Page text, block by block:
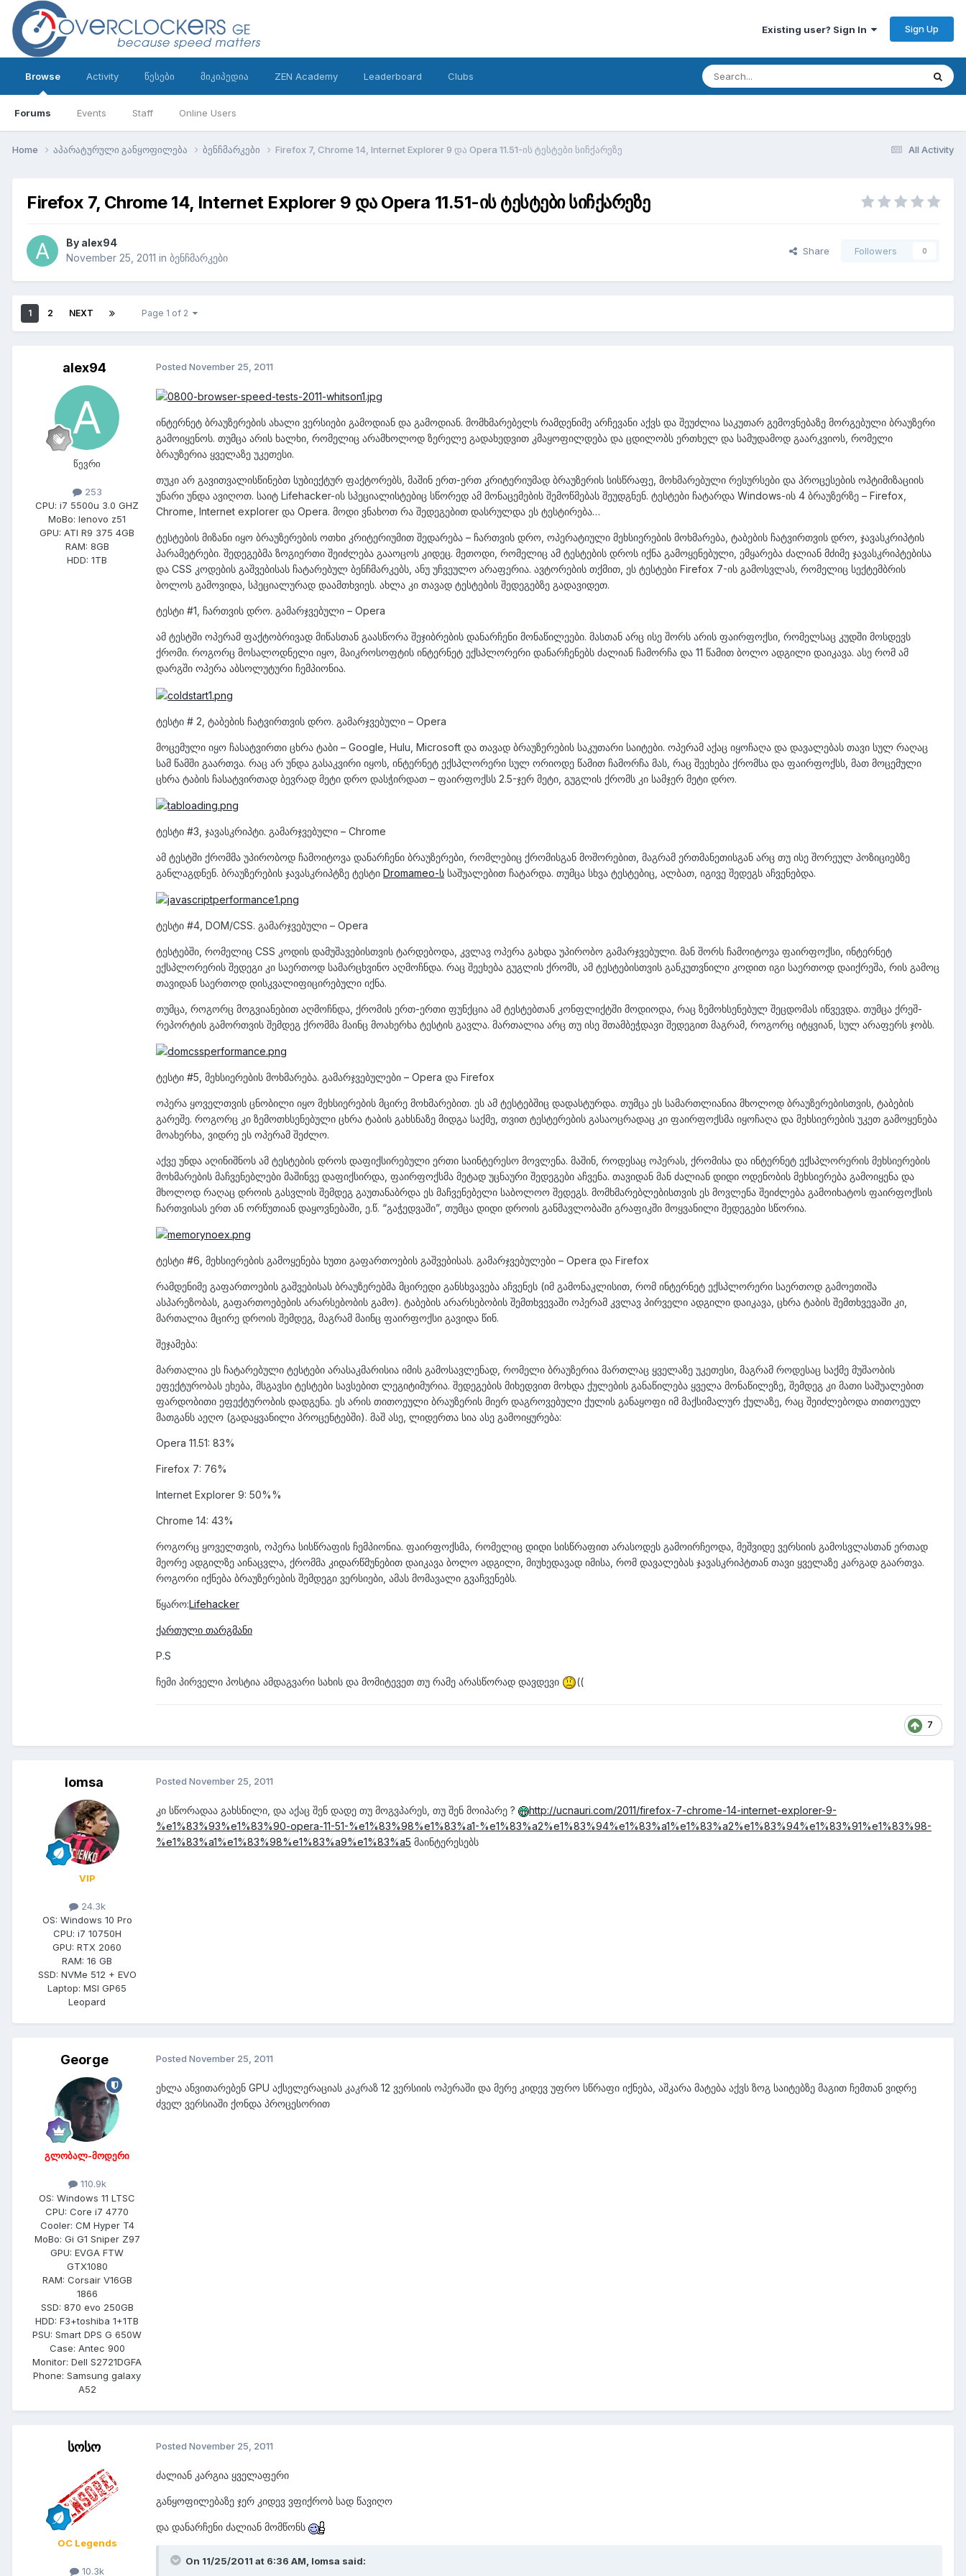
Existing user? Sign In Sign Up
Browse
Forums Events Staff Online Users
Activity წესები მიკიპედია ZEN Academy Leaderboard Clubs
All Activity
Home აპარატურული განყოფილება ბენჩმარკები Firefox 7, Chrome 14, Internet Explorer 9 და Opera 11.51-ის ტესტები სიჩქარეზე
Firefox 7, Chrome 14, Internet Explorer 9 და Opera 11.51-ის ტესტები სიჩქარეზე
By alex94
November 25, 2011 in ბენჩმარკები
Share Followers 0
1 2 NEXT Page 1 of 2
alex94
წევრი
253
CPU: i7 5500u 3.0 GHZ
MoBo: lenovo z51
GPU: ATI R9 375 4GB
RAM: 8GB
HDD: 1TB
Posted November 25, 2011
ინტერნეტ ბრაუზერების ახალი ვერსიები გამოდიან და გამოდიან. მომხმარებელს რამდენიმე არჩევანი აქვს და შეუძლია საკუთარ გემოვნებაზე მორგებული ბრაუზერი
გამოიყენოს. თუმცა არის ხალხი, რომელიც არამხოლოდ ზერელე გადახედვით კმაყოფილდება და ცდილობს ერთხელ და სამუდამოდ გაარკვიოს, რომელი
ბრაუზერია ყველაზე უკეთესი.
თუკი არ გავითვალისწინებთ სუბიექტურ ფაქტორებს, მაშინ ერთ-ერთ კრიტერიუმად ბრაუზერის სისწრაფე, მოხმარებული რესურსები და პროცესების ოპტიმიზაციის
უნარი უნდა ავიღოთ. საიტ Lifehacker-ის სპეციალისტებიც სწორედ ამ მონაცემების შემოწმებას შეუდგნენ. ტესტები ჩატარდა Windows-ის 4 ბრაუზერზე – Firefox,
Chrome, Internet explorer და Opera. მოდი ვნახოთ რა შედეგებით დასრულდა ეს ტესტირება…
ტესტების მიზანი იყო ბრაუზერების ოთხი კრიტერიუმით შედარება – ჩართვის დრო, ოპერატიული მეხსიერების მოხმარება, ტაბების ჩატვირთვის დრო, ჯავასკრიპტის
პარამეტრები. შედეგებმა ზოგიერთი შეიძლება გააოცოს კიდეც. მეთოდი, რომელიც ამ ტესტების დროს იქნა გამოყენებული, ემყარება ძალიან მძიმე ჯავასკრიპტებისა
და CSS კოდების გაშვებისას ჩატარებულ ბენჩმარკებს, ანუ უჩვეულო არაფერია. ავტორების თქმით, ეს ტესტები Firefox 7-ის გამოსვლას, რომელიც სექტემბრის
ბოლოს გამოვიდა, სპეციალურად დაამთხვიეს. ახლა კი თავად ტესტების შედეგებზე გადავიდეთ.
ტესტი #1, ჩართვის დრო. გამარჯვებული – Opera
ამ ტესტში ოპერამ ფაქტობრივად მიწასთან გაასწორა შეჯიბრების დანარჩენი მონაწილეები. მასთან არც ისე შორს არის ფაირფოქსი, რომელსაც კუდში მოსდევს
ქრომი. როგორც მოსალოდნელი იყო, მაიკროსოფტის ინტერნეტ ექსპლორერი დანარჩენებს ძალიან ჩამორჩა და 11 წამით ბოლო ადგილი დაიკავა. ასე რომ ამ
დარგში ოპერა აბსოლუტური ჩემპიონია.
ტესტი # 2, ტაბების ჩატვირთვის დრო. გამარჯვებული – Opera
მოცემული იყო ჩასატვირთი ცხრა ტაბი – Google, Hulu, Microsoft და თავად ბრაუზერების საკუთარი საიტები. ოპერამ აქაც იყოჩაღა და დავალებას თავი სულ რაღაც
სამ წამში გაართვა. რაც არ უნდა გასაკვირი იყოს, ინტერნეტ ექსპლორერი სულ ორიოდე წამით ჩამორჩა მას, რაც შეეხება ქრომსა და ფაირფოქსს, მათ მოცემული
ცხრა ტაბის ჩასატვირთად ბევრად მეტი დრო დასჭირდათ – ფაირფოქსს 2.5-ჯერ მეტი, გუგლის ქრომს კი სამჯერ მეტი დრო.
ტესტი #3, ჯავასკრიპტი. გამარჯვებული – Chrome
ამ ტესტში ქრომმა უპირობოდ ჩამოიტოვა დანარჩენი ბრაუზერები, რომლებიც ქრომისგან მოშორებით, მაგრამ ერთმანეთისგან არც თუ ისე შორეულ პოზიციებზე
განლაგდნენ. ბრაუზერების ჯავასკრიპტზე ტესტი Dromameo-ს საშუალებით ჩატარდა. თუმცა სხვა ტესტებიც, ალბათ, იგივე შედეგს აჩვენებდა.
ტესტი #4, DOM/CSS. გამარჯვებული – Opera
ტესტებში, რომელიც CSS კოდის დამუშავებისთვის ტარდებოდა, კვლავ ოპერა გახდა უპირობო გამარჯვებული. მან შორს ჩამოიტოვა ფაირფოქსი, ინტერნეტ
ექსპლორერის შედეგი კი საერთოდ სამარცხვინო აღმოჩნდა. რაც შეეხება გუგლის ქრომს, ამ ტესტებისთვის განკუთვნილი კოდით იგი საერთოდ დაიქრეშა, რის გამოც
თავიდან საერთოდ დისკვალიფიცირებული იქნა.
თუმცა, როგორც მოგვიანებით აღმოჩნდა, ქრომის ერთ-ერთი ფუნქცია ამ ტესტებთან კონფლიქტში მოდიოდა, რაც ზემოხსენებულ შეცდომას იწვევდა. თუმცა ქრეშ-
რეპორტის გამორთვის შემდეგ ქრომმა მაინც მოახერხა ტესტის გავლა. მართალია არც თუ ისე შთამბეჭდავი შედეგით მაგრამ, როგორც იტყვიან, სულ არაფერს ჯობს.
ტესტი #5, მეხსიერების მოხმარება. გამარჯვებულები – Opera და Firefox
ოპერა ყოველთვის ცნობილი იყო მეხსიერების მცირე მოხმარებით. ეს ამ ტესტებშიც დადასტურდა. თუმცა ეს სამართლიანია მხოლოდ ბრაუზერებისთვის, ტაბების
გარეშე. როგორც კი ზემოთხსენებული ცხრა ტაბის გახსნაზე მიდგა საქმე, თვით ტესტერების გასაოცრადაც კი ფაირფოქსმა იყოჩაღა და მეხსიერების უკეთ გამოყენება
მოახერხა, ვიდრე ეს ოპერამ შეძლო.
აქვე უნდა აღინიშნოს ამ ტესტების დროს დაფიქსირებული ერთი საინტერესო მოვლენა. მაშინ, როდესაც ოპერას, ქრომისა და ინტერნეტ ექსპლორერის მეხსიერების
მოხმარების მაჩვენებლები მაშინვე დაფიქსირდა, ფაირფოქსმა მეტად უცნაური შედეგები აჩვენა. თავიდან მან ძალიან დიდი ოდენობის მეხსიერება გამოიყენა და
მხოლოდ რაღაც დროის გასვლის შემდეგ გაუთანაბრდა ეს მაჩვენებელი საბოლოო შედეგს. მომხმარებლებისთვის ეს მოვლენა შეიძლება გამოიხატოს ფაირფოქსის
ჩართვისას ერთ ან ორწუთიან დაყოვნებაში, ე.წ. “გაჭედვაში”, თუმცა დიდი დროის განმავლობაში გრაფიკში მოყვანილი შედეგები სწორია.
ტესტი #6, მეხსიერების გამოყენება ხუთი გაფართოების გაშვებისას. გამარჯვებულები – Opera და Firefox
რამდენიმე გაფართოების გაშვებისას ბრაუზერებმა მცირედი განსხვავება აჩვენეს (იმ გამონაკლისით, რომ ინტერნეტ ექსპლორერი საერთოდ გამოეთიშა
ასპარეზობას, გაფართოებების არარსებობის გამო). ტაბების არარსებობის შემთხვევაში ოპერამ კვლავ პირველი ადგილი დაიკავა, ცხრა ტაბის შემთხვევაში კი,
მართალია მცირე დროის შემდეგ, მაგრამ მაინც ფაირფოქსი გავიდა წინ.
შეჯამება:
მართალია ეს ჩატარებული ტესტები არასაკმარისია იმის გამოსავლენად, რომელი ბრაუზერია მართლაც ყველაზე უკეთესი, მაგრამ როდესაც საქმე მუშაობის
ეფექტურობას ეხება, მსგავსი ტესტები სავსებით ლეგიტიმურია. შედეგების მიხედვით მოხდა ქულების განაწილება ყველა მონაწილეზე, შემდეგ კი მათი საშუალებით
ფარდობითი ეფექტურობის დადგენა. ეს არის თითოეული ბრაუზერის მიერ დაგროვებული ქულის განაყოფი იმ მაქსიმალურ ქულაზე, რაც შეიძლებოდა თითოეულ
მათგანს აეღო (გადაყვანილი პროცენტებში). მაშ ასე, ლიდერთა სია ასე გამოიყურება:
Opera 11.51: 83%
Firefox 7: 76%
Internet Explorer 9: 50%%
Chrome 14: 43%
როგორც ყოველთვის, ოპერა სისწრაფის ჩემპიონია. ფაირფოქსმა, რომელიც დიდი სისწრაფით არასოდეს გამოირჩეოდა, მეშვიდე ვერსიის გამოსვლასთან ერთად
მეორე ადგილზე აინაცვლა, ქრომმა კიდარწმუნებით დაიკავა ბოლო ადგილი, მიუხედავად იმისა, რომ დავალებას ჯავასკრიპტთან თავი ყველაზე კარგად გაართვა.
როგორი იქნება ბრაუზერების შემდეგი ვერსიები, ამას მომავალი გვაჩვენებს.
წყარო:Lifehacker
ქართული თარგმანი
P.S
ჩემი პირველი პოსტია ამდაგვარი სახის და მომიტევეთ თუ რამე არასწორად დავდევი ((
7
lomsa
VIP
24.3k
OS: Windows 10 Pro
CPU: i7 10750H
GPU: RTX 2060
RAM: 16 GB
SSD: NVMe 512 + EVO
Laptop: MSI GP65
Leopard
Posted November 25, 2011
კი სწორადაა გახსნილი, და აქაც შენ დადე თუ მოგვპარეს, თუ შენ მოიპარე ?
http://ucnauri.com/2011/firefox-7-chrome-14-internet-explorer-9-
%e1%83%93%e1%83%90-opera-11-51-%e1%83%98%e1%83%a1-%e1%83%a2%e1%83%94%e1%83%a1%e1%83%a2%e1%83%94%e1%83%91%e1%83%98-
%e1%83%a1%e1%83%98%e1%83%a9%e1%83%a5 მაინტერესებს
George
გლობალ-მოდერი
110.9k
OS: Windows 11 LTSC
CPU: Core i7 4770
Cooler: CM Hyper T4
MoBo: Gi G1 Sniper Z97
GPU: EVGA FTW
GTX1080
RAM: Corsair V16GB
1866
SSD: 870 evo 250GB
HDD: F3+toshiba 1+1TB
PSU: Smart DPS G 650W
Case: Antec 900
Monitor: Dell S2721DGFA
Phone: Samsung galaxy
A52
Posted November 25, 2011
ეხლა ანვითარებენ GPU აქსელერაციას კაკრაზ 12 ვერსიის ოპერაში და მერე კიდევ უფრო სწრაფი იქნება, აშკარა მატება აქვს ზოგ საიტებზე მაგით ჩემთან ვიდრე
ძველ ვერსიაში ქონდა პროცესორით
სოსო
OC Legends
10.3k
Posted November 25, 2011
ძალიან კარგია ყველაფერი
განყოფილებაზე ჯერ კიდევ ვფიქრობ სად წავიღო
და დანარჩენი ძალიან მომწონს
On 11/25/2011 at 6:36 AM, lomsa said: